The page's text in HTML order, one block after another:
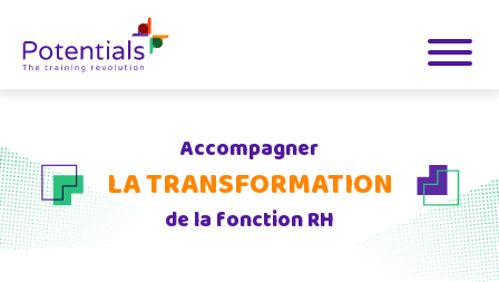
Accompagner
LA TRANSFORMATION
de la fonction RH